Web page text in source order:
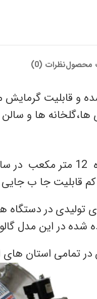
محصولنظرات (0)
قابلیت جا ب
تولیدی در
استان های